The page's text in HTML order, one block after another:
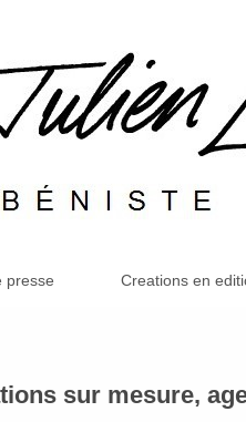
presse Creations en
sur mesure,